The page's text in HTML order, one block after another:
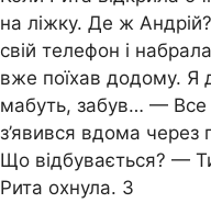
на ліжку. Де ж
свій телефон і
вже поїхав додому. Я
мабуть, забув… — Все
з’явився вдома
Що відбувається? —
Рита охнула. З